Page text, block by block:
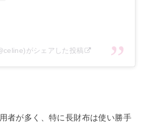
がシェアした投稿
者が多く、特に長財布は使い勝手